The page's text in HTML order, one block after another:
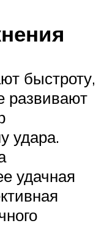
быстроту,
развивают
удара.
удачная